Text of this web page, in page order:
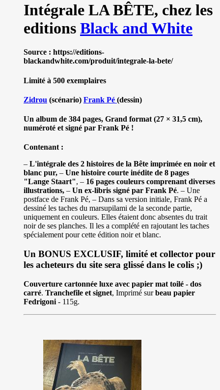
Intégrale LA BÊTE, chez les
editions Black and White
Source : https://editions-
blackandwhite.com/produit/integrale-la-bete/
Limité à 500 exemplaires
Zidrou (scénario) Frank Pé (dessin)
Un album de 384 pages, Grand format (27 × 31,5 cm),
numéroté et signé par Frank Pé !
Contenant :
– L'intégrale des 2 histoires de la Bête imprimée en noir et
blanc pur, – Une histoire courte inédite de 8 pages
"Lange Staart", – 16 pages couleurs comprenant diverses
illustrations, – Un ex-libris signé par Frank Pé. – Une
postface de Frank Pé, – Dans sa version initiale, Frank Pé a
dessiné les taches du marsupilami de la seconde partie,
uniquement en couleurs. Elles étaient donc absentes du trait
noir de ses planches. Il les a complété en rajoutant les taches
spécialement pour cette édition noir et blanc.
Un BONUS EXCLUSIF, limité et collector pour
les acheteurs du site sera glissé dans le colis ;)
Couverture cartonnée luxe avec papier mat toilé - dos
carré. Tranchefile et signet, Imprimé surbeau papier
Fedrigoni - 115g.